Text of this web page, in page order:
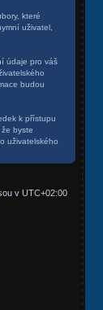
které
uživatel,
údaje pro váš
budou
k přístupu
byste
uživatelského
v UTC+02:00